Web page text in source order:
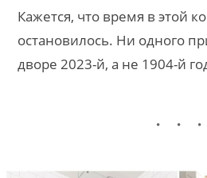
Кажется, что время в этой
остановилось. Ни одного
дворе 2023-й, а не 1904-й